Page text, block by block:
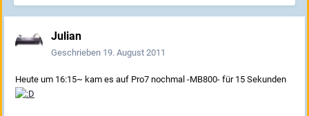
Julian
Geschrieben 19. August 2011
Heute um 16:15~ kam es auf Pro7 nochmal -MB800- für 15 Sekunden